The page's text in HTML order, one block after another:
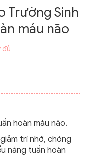
Trường Sinh
máu não
đủ
hoàn máu não.
trí nhớ, chóng
năng tuần hoàn